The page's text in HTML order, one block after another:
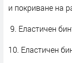
и покриване на
9. Еластичен
10. Еластичен